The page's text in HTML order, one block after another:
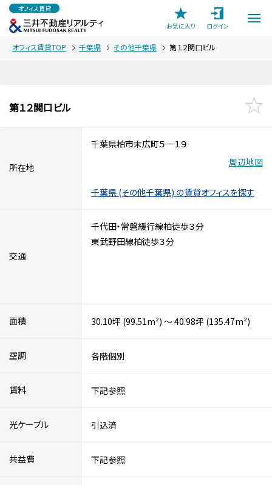
オフィス賃貸
お気に入り
ログイン
オフィス賃貸TOP 千葉県 その他千葉県 第１２関口ビル
第１２関口ビル
所在地
千葉県柏市末広町５－１９
周辺地図
千葉県 (その他千葉県) の賃貸オフィスを探す
交通
千代田・常磐緩行線柏徒歩３分
東武野田線柏徒歩３分
面積 30.10坪 (99.51m²) ～ 40.98坪 (135.47m²)
空調 各階個別
賃料 下記参照
光ケーブル 引込済
共益費 下記参照